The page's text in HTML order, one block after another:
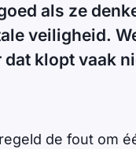
als ze
veiligheid.
klopt vaak
de fout om